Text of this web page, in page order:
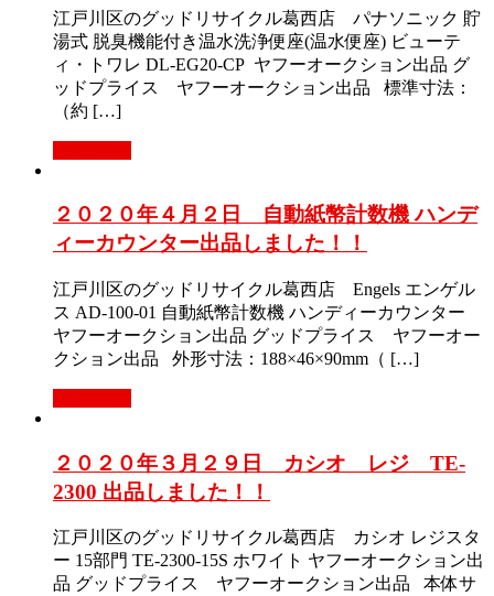
江戸川区のグッドリサイクル葛西店 パナソニック 貯
湯式 脱臭機能付き温水洗浄便座(温水便座) ビューテ
ィ・トワレ DL-EG20-CP ヤフーオークション出品 グ
ッドプライス ヤフーオークション出品 標準寸法：
（約 […]
２０２０年４月２日 自動紙幣計数機 ハンデ
ィーカウンター出品しました！！
江戸川区のグッドリサイクル葛西店 Engels エンゲル
ス AD-100-01 自動紙幣計数機 ハンディーカウンター
ヤフーオークション出品 グッドプライス ヤフーオー
クション出品 外形寸法：188×46×90mm（ […]
２０２０年３月２９日 カシオ レジ TE-
2300 出品しました！！
江戸川区のグッドリサイクル葛西店 カシオ レジスタ
ー 15部門 TE-2300-15S ホワイト ヤフーオークション出
品 グッドプライス ヤフーオークション出品 本体サ